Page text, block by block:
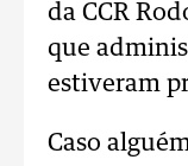
da CCR
que
estiveram
Caso